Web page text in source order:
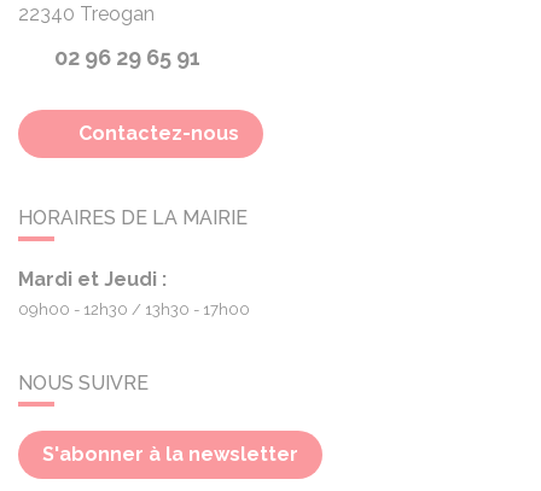
22340 Treogan
02 96 29 65 91
Contactez-nous
HORAIRES DE LA MAIRIE
Mardi et Jeudi :
09h00 - 12h30 13h30 - 17h00
NOUS SUIVRE
S'abonner à la newsletter